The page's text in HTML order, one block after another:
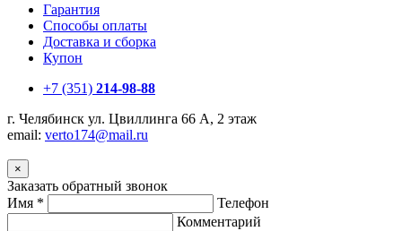
Гарантия
Способы оплаты
Доставка и сборка
Купон
+7 (351) 214-98-88
г. Челябинск ул. Цвиллинга 66 А, 2 этаж
email: verto174@mail.ru
×
Заказать обратный звонок
Имя *
Телефон
Комментарий